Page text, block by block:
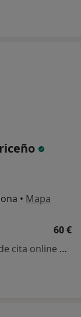
• Mapa
60 €
Este especialista no ofrece reserva de cita online en esta dirección.